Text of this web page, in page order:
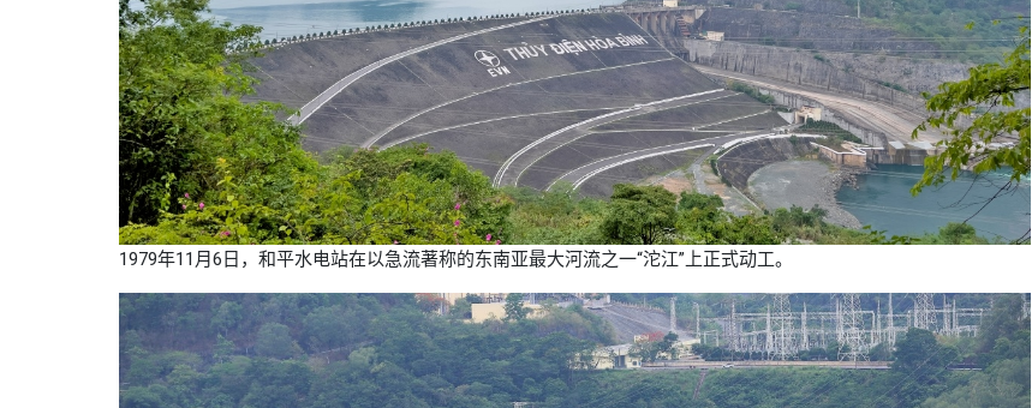
1979年11月6日，和平水电站在以急流著称的东南亚最大河流之一“沱江”上正式动工。